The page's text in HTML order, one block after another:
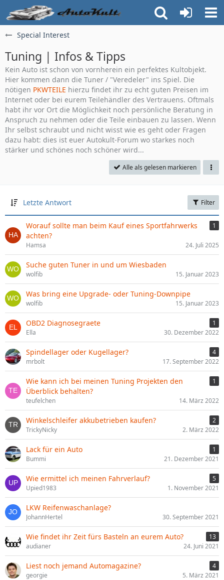
Special Interest
Tuning | Infos & Tipps
Kein Auto ist schon von vornherein ein perfektes Kultobjekt.
Hier kommen dann die Tuner / "Veredeler" ins Spiel. Die
nötigen PKWTEILE hierzu findet ihr zu echt guten Preisen im
Internet oder bei eurem Teilehändler des Vertrauens. Oftmals
habt ihr vor Ort die Möglichkeit noch persönliche Beratung in
Anspruch zu nehmen oder die Teile einbauen zu lassen. Wenn
Ihr selbst schraubt und nicht wisst wie es geht oder Fragen
dazu habt: dies ist euer Autokult-Forum wo starkes noch
stärker und schönes noch schöner wird...
Alle als gelesen markieren
Letzte Antwort Filter
Worauf sollte man beim Kauf eines Sportfahrwerks
achten?
1
Hamsa 24. Juli 2025
Suche guten Tuner in und um Wiesbaden
wolfib 15. Januar 2023
Was bring eine Upgrade- oder Tuning-Downpipe
wolfib 15. Januar 2023
OBD2 Diagnosegraete
1
Ella
30. Dezember 2022
Spindellager oder Kugellager?
4
mrbolt
17. September 2022
Wie kann ich bei meinen Tuning Projekten den
Überblick behalten?
1
teufelchen 14. März 2022
Winkelschleifer akkubetrieben kaufen?
2
TrickyNicky
2. März 2022
Lack für ein Auto
1
Bummi
21. Dezember 2021
Wie ermittel ich meinen Fahrverlauf?
5
Upied1983
1. November 2021
LKW Reifenwaschanlage?
JohannHertel 30. September 2021
Wie findet ihr Zeit fürs Basteln an eurem Auto?
13
audianer
24. Juni 2021
Liest noch jemand Automagazine?
4
georgie
5. März 2021